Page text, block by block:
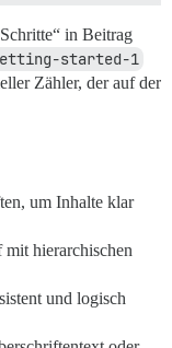
in Beitrag
started-1
Zähler, der auf der
um Inhalte klar
hierarchischen
und logisch